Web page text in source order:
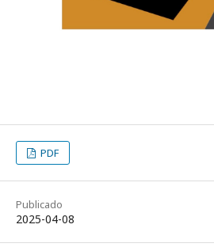
PDF
Publicado
2025-04-08